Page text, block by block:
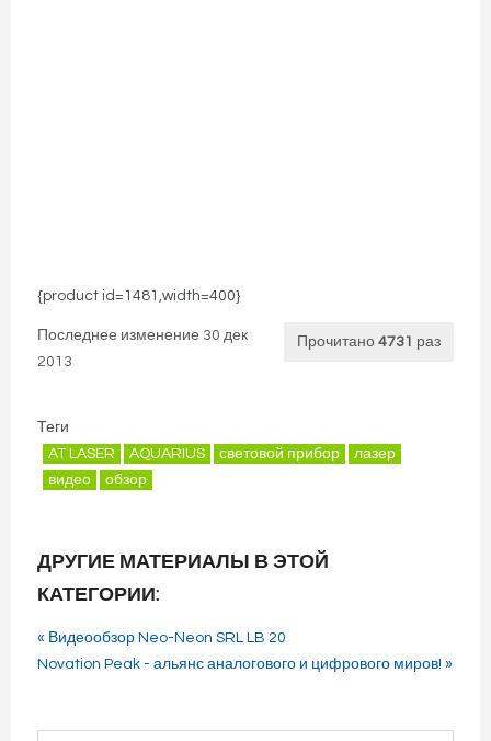
{product id=1481,width=400}
Прочитано 4731 раз
Последнее изменение 30 дек
2013
Теги
AT LASER
AQUARIUS световой прибор
лазер
видео
обзор
ДРУГИЕ МАТЕРИАЛЫ В ЭТОЙ
КАТЕГОРИИ:
« Видеообзор Neo-Neon SRL LB 20
Novation Peak - альянс аналогового и цифрового миров! »